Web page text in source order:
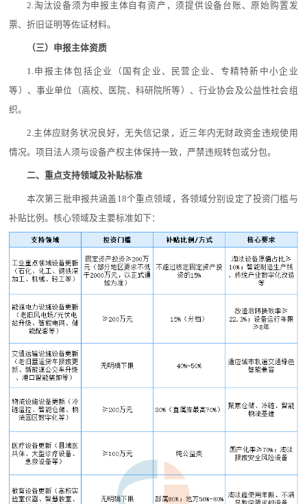
2.淘汰设备须为申报主体自有资产，须提供设备台账、原始购置发
票、折旧证明等佐证材料。
（三）申报主体资质
1.申报主体包括企业（国有企业、民营企业、专精特新中小企业
等）、事业单位（高校、医院、科研院所等）、行业协会及公益性社会组
织。
2.主体应财务状况良好，无失信记录，近三年内无财政资金违规使用
情况。项目法人须与设备产权主体保持一致，严禁违规转包或分包。
二、重点支持领域及补贴标准
本次第三批申报共涵盖18个重点领域，各领域分别设定了投资门槛与
补贴比例。核心领域及主要标准如下：